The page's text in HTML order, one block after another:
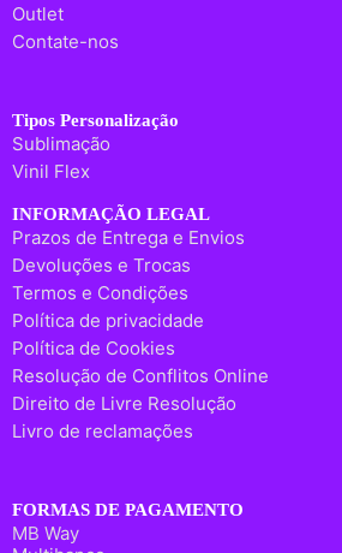
Outlet
Contate-nos
Tipos Personalização
Sublimação
Vinil Flex
INFORMAÇÃO LEGAL
Prazos de Entrega e Envios
Devoluções e Trocas
Termos e Condições
Política de privacidade
Política de Cookies
Resolução de Conflitos Online
Direito de Livre Resolução
Livro de reclamações
FORMAS DE PAGAMENTO
MB Way